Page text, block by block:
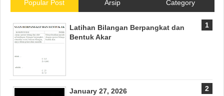
Popular Post Arsip Category
Latihan Bilangan Berpangkat dan
Bentuk Akar
January 27, 2026